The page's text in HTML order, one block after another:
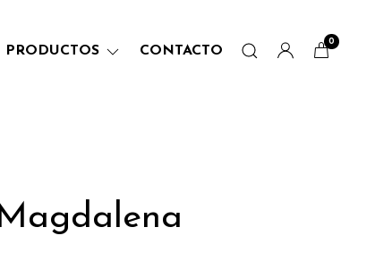
PRODUCTOS CONTACTO
0